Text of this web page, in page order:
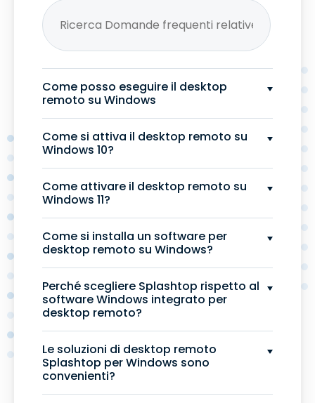
Come posso eseguire il desktop
remoto su Windows
Come si attiva il desktop remoto su
Windows 10?
Come attivare il desktop remoto su
Windows 11?
Come si installa un software per
desktop remoto su Windows?
Perché scegliere Splashtop rispetto al
software Windows integrato per
desktop remoto?
Le soluzioni di desktop remoto
Splashtop per Windows sono
convenienti?